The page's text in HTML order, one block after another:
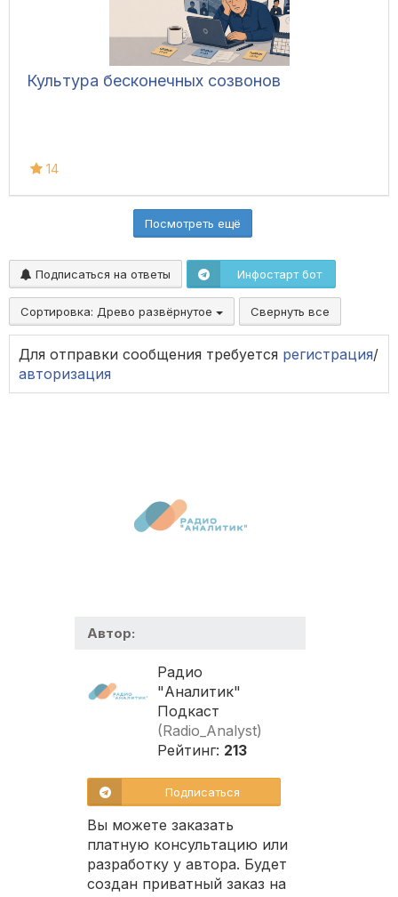
Культура бесконечных созвонов
14
Посмотреть ещё
Подписаться на ответы Инфостарт бот
Сортировка: Древо развёрнутое Свернуть все
Для отправки сообщения требуется регистрация/
авторизация
Автор:
Радио
"Аналитик"
Подкаст
(Radio_Analyst)
Рейтинг: 213
Подписаться
Вы можете заказать
платную консультацию или
разработку у автора. Будет
создан приватный заказ на